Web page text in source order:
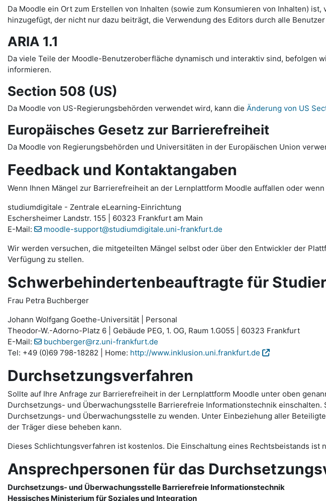
Da Moodle ein Ort zum Erstellen von Inhalten (sowie zum Konsumieren von Inhalten) ist,
hinzugefügt, der nicht nur dazu beiträgt, die Verwendung des Editors durch alle
ARIA 1.1
Da viele Teile der Moodle-Benutzeroberfläche dynamisch und interaktiv sind, befolgen
informieren.
Section 508 (US)
Da Moodle von US-Regierungsbehörden verwendet wird, kann die Änderung von US
Europäisches Gesetz zur Barrierefreiheit
Da Moodle von Regierungsbehörden und Universitäten in der Europäischen Union
Feedback und Kontaktangaben
Wenn Ihnen Mängel zur Barrierefreiheit an der Lernplattform Moodle auffallen oder
studiumdigitale - Zentrale eLearning-Einrichtung
Eschersheimer Landstr. 155 | 60323 Frankfurt am Main
E-Mail:
moodle-support@studiumdigitale.uni-frankfurt.de
Wir werden versuchen, die mitgeteilten Mängel selbst oder über den Entwickler der
Verfügung zu stellen.
Schwerbehindertenbeauftragte für
Frau Petra Buchberger
Johann Wolfgang Goethe-Universität | Personal
Theodor-W.-Adorno-Platz 6 | Gebäude PEG, 1. OG, Raum 1.G055 | 60323 Frankfurt
E-Mail:
buchberger@rz.uni-frankfurt.de
Tel: +49 (0)69 798-18282 | Home: http://www.inklusion.uni.frankfurt.de
Durchsetzungsverfahren
Sollte auf Ihre Anfrage zur Barrierefreiheit in der Lernplattform Moodle unter oben
Durchsetzungs- und Überwachungsstelle Barrierefreie Informationstechnik
Durchsetzungs- und Überwachungsstelle zu wenden. Unter Einbeziehung aller
der Träger diese beheben kann.
Dieses Schlichtungsverfahren ist kostenlos. Die Einschaltung eines Rechtsbeistands
Ansprechpersonen für das
Durchsetzungs- und Überwachungsstelle Barrierefreie Informationstechnik
Hessisches Ministerium für Soziales und Integration